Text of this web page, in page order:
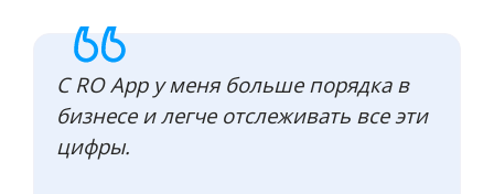
С RO App у меня больше порядка в
бизнесе и легче отслеживать все эти
цифры.